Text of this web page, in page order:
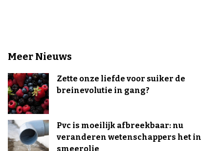
Meer Nieuws
Zette onze liefde voor suiker de
breinevolutie in gang?
Pvc is moeilijk afbreekbaar: nu
veranderen wetenschappers het in
smeerolie